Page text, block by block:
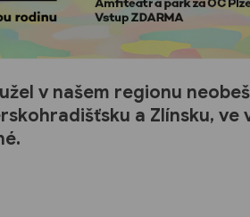
v našem regionu
a Zlínsku, ve